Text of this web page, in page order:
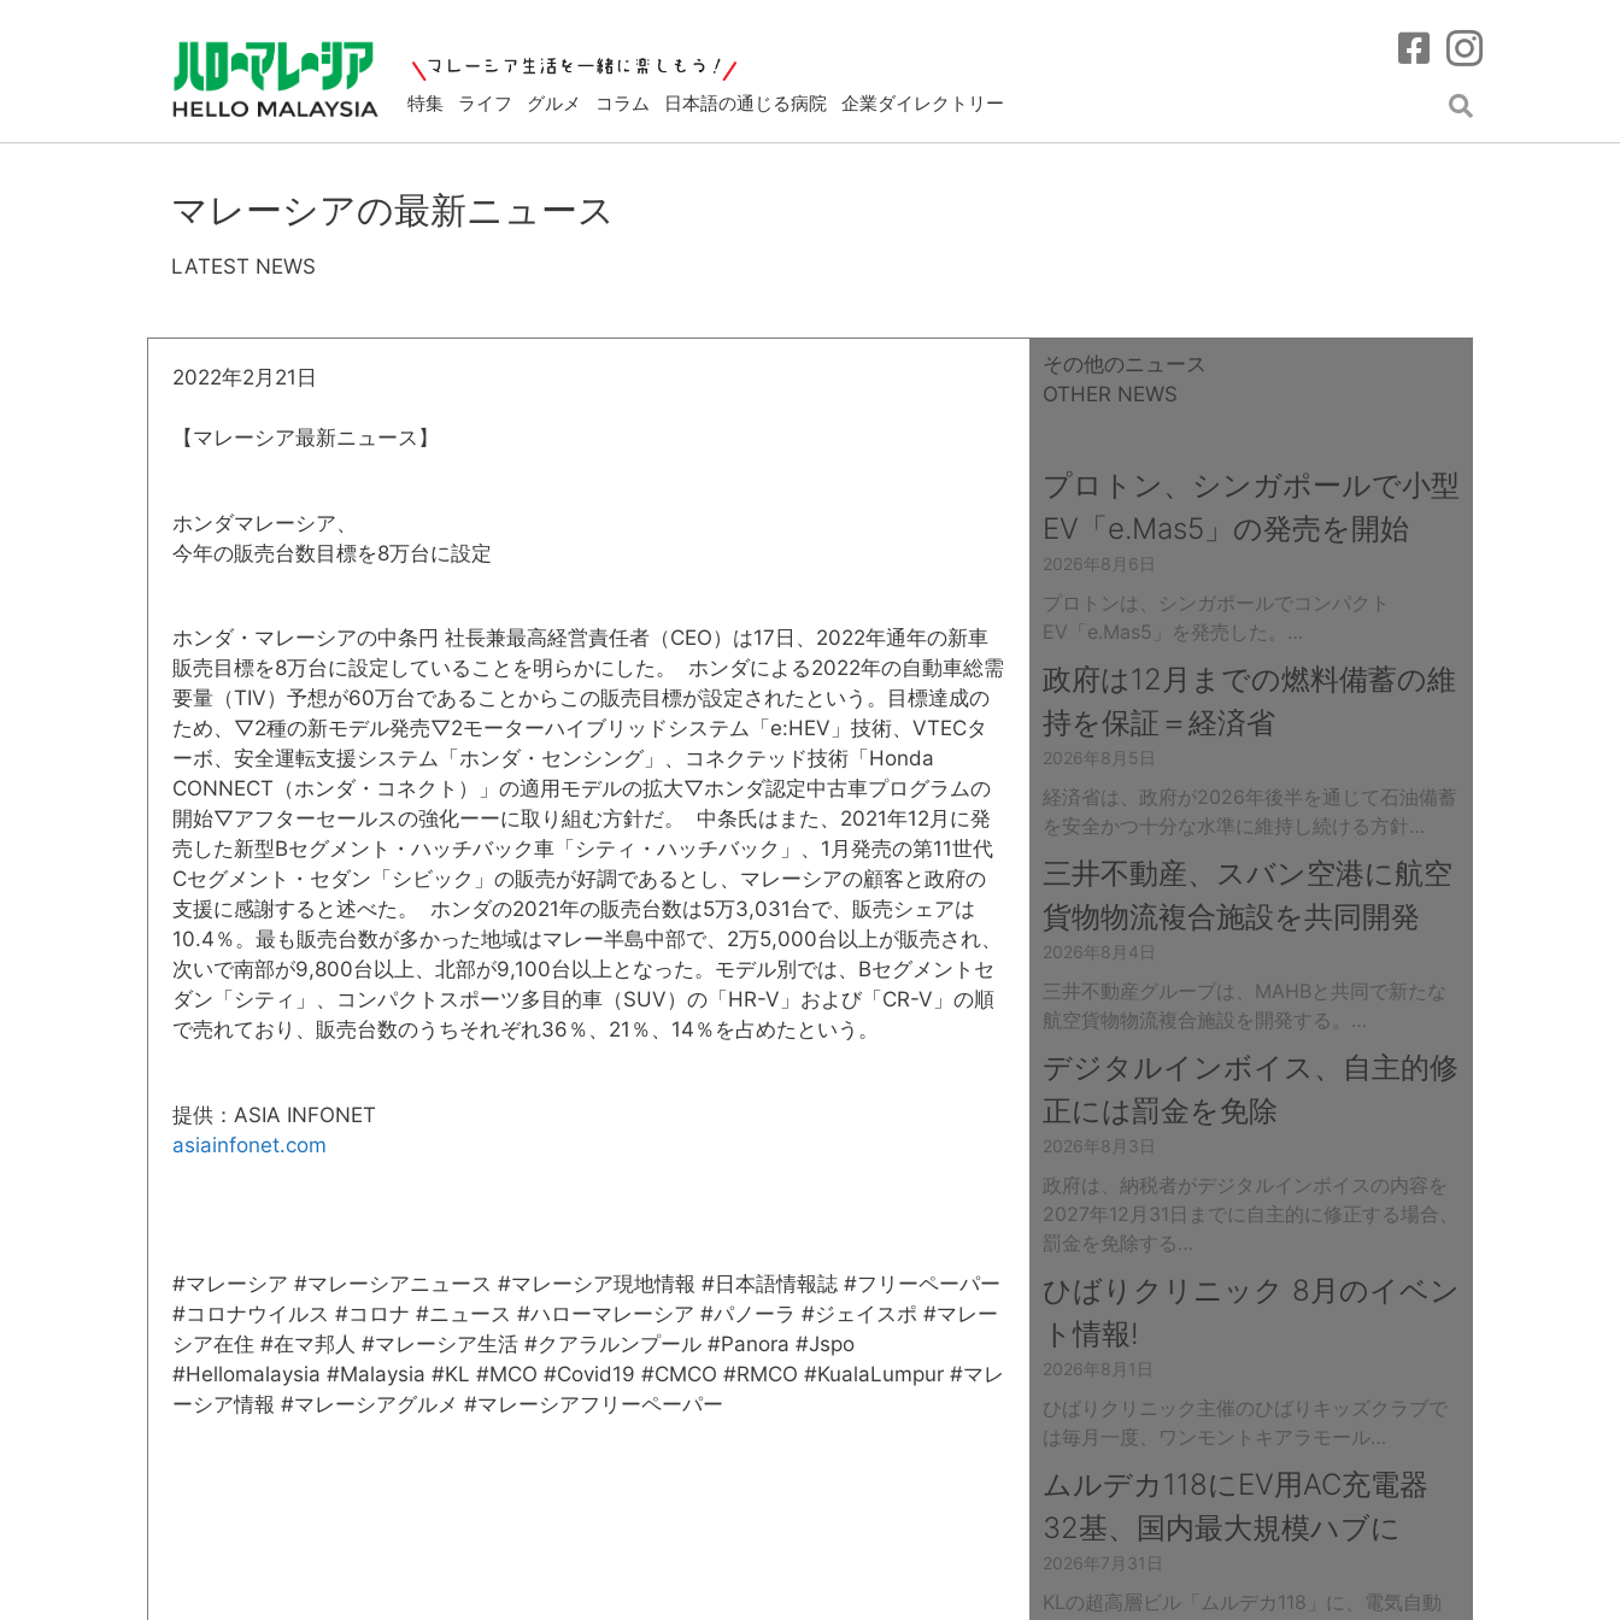
特集 ライフ グルメ コラム 日本語の通じる病院 企業ダイレクトリー
マレーシアの最新ニュース
LATEST NEWS
2022年2月21日
【マレーシア最新ニュース】
ホンダマレーシア、
今年の販売台数目標を8万台に設定
ホンダ・マレーシアの中条円 社長兼最高経営責任者（CEO）は17日、2022年通年の新車
販売目標を8万台に設定していることを明らかにした。 ホンダによる2022年の自動車総需
要量（TIV）予想が60万台であることからこの販売目標が設定されたという。目標達成の
ため、▽2種の新モデル発売▽2モーターハイブリッドシステム「e:HEV」技術、VTECタ
ーボ、安全運転支援システム「ホンダ・センシング」、コネクテッド技術「Honda
CONNECT（ホンダ・コネクト）」の適用モデルの拡大▽ホンダ認定中古車プログラムの
開始▽アフターセールスの強化ーーに取り組む方針だ。 中条氏はまた、2021年12月に発
売した新型Bセグメント・ハッチバック車「シティ・ハッチバック」、1月発売の第11世代
Cセグメント・セダン「シビック」の販売が好調であるとし、マレーシアの顧客と政府の
支援に感謝すると述べた。 ホンダの2021年の販売台数は5万3,031台で、販売シェアは
10.4％。最も販売台数が多かった地域はマレー半島中部で、2万5,000台以上が販売され、
次いで南部が9,800台以上、北部が9,100台以上となった。モデル別では、Bセグメントセ
ダン「シティ」、コンパクトスポーツ多目的車（SUV）の「HR-V」および「CR-V」の順
で売れており、販売台数のうちそれぞれ36％、21％、14％を占めたという。
提供：ASIA INFONET
asiainfonet.com
#マレーシア #マレーシアニュース #マレーシア現地情報 #日本語情報誌 #フリーペーパー
#コロナウイルス #コロナ #ニュース #ハローマレーシア #パノーラ #ジェイスポ #マレー
シア在住 #在マ邦人 #マレーシア生活 #クアラルンプール #Panora #Jspo
#Hellomalaysia #Malaysia #KL #MCO #Covid19 #CMCO #RMCO #KualaLumpur #マレ
ーシア情報 #マレーシアグルメ #マレーシアフリーペーパー
その他のニュース
OTHER NEWS
プロトン、シンガポールで小型
EV「e.Mas5」の発売を開始
2026年8月6日
プロトンは、シンガポールでコンパクト
EV「e.Mas5」を発売した。…
政府は12月までの燃料備蓄の維
持を保証＝経済省
2026年8月5日
経済省は、政府が2026年後半を通じて石油備蓄
を安全かつ十分な水準に維持し続ける方針…
三井不動産、スバン空港に航空
貨物物流複合施設を共同開発
2026年8月4日
三井不動産グループは、MAHBと共同で新たな
航空貨物物流複合施設を開発する。…
デジタルインボイス、自主的修
正には罰金を免除
2026年8月3日
政府は、納税者がデジタルインボイスの内容を
2027年12月31日までに自主的に修正する場合、
罰金を免除する…
ひばりクリニック 8月のイベン
ト情報!
2026年8月1日
ひばりクリニック主催のひばりキッズクラブで
は毎月一度、ワンモントキアラモール…
ムルデカ118にEV用AC充電器
32基、国内最大規模ハブに
2026年7月31日
KLの超高層ビル「ムルデカ118」に、電気自動